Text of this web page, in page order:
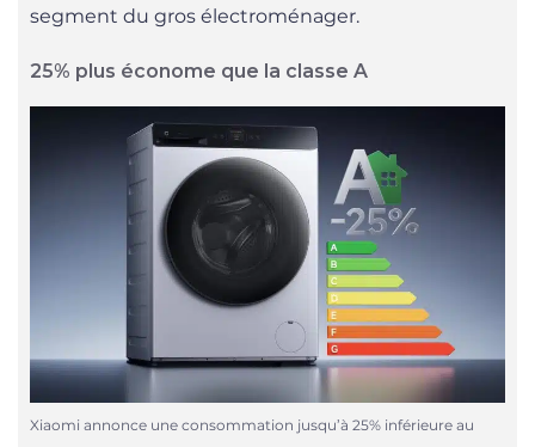
segment du gros électroménager.
25% plus économe que la classe A
Xiaomi annonce une consommation jusqu’à 25% inférieure au